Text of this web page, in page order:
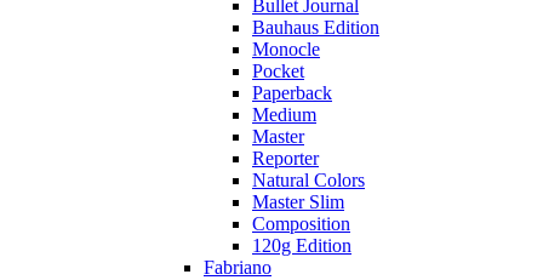
Bullet Journal
Bauhaus Edition
Monocle
Pocket
Paperback
Medium
Master
Reporter
Natural Colors
Master Slim
Composition
120g Edition
Fabriano